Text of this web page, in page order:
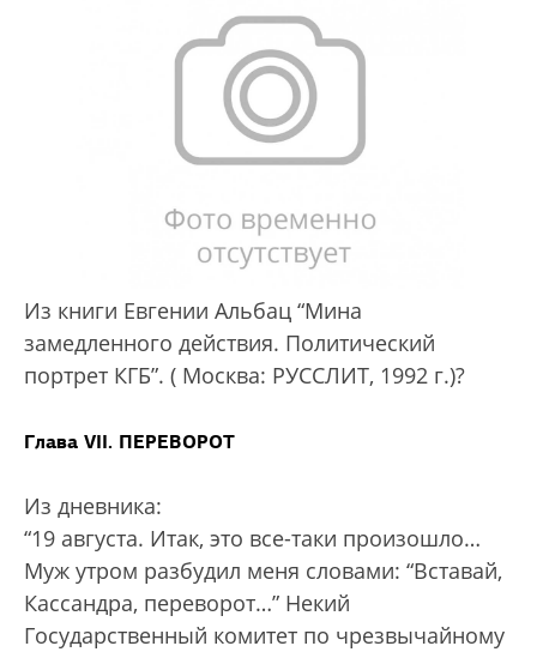
Из книги Евгении Альбац “Мина
замедленного действия. Политический
портрет КГБ”. ( Москва: РУССЛИТ, 1992 г.)?
Глава VII. ПЕРЕВОРОТ
Из дневника:
“19 августа. Итак, это все-таки произошло…
Муж утром разбудил меня словами: “Вставай,
Кассандра, переворот…” Некий
Государственный комитет по чрезвычайному